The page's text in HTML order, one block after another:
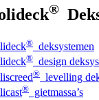
®
® deksystemen
® design
® levelling
® gietmassa’s